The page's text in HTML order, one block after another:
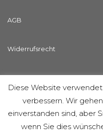
AGB
Widerrufsrecht
Streitschlichtungsvorlage
Diese Website
verbessern. Wir
einverstanden sind, aber
wenn Sie dies